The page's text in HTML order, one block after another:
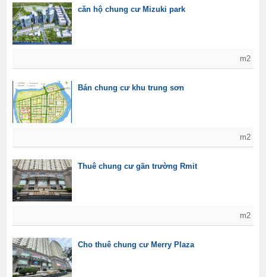
m2
căn hộ chung cư Mizuki park
m2
Bán chung cư khu trung sơn
m2
Thuê chung cư gần trường Rmit
Cho thuê chung cư Merry Plaza